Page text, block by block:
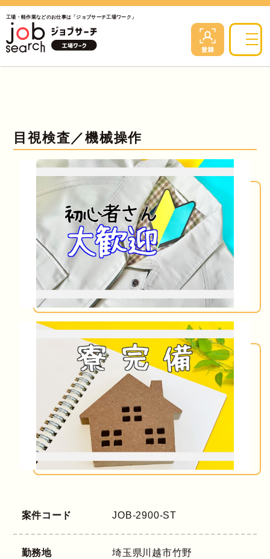
工場・軽作業などのお仕事は「ジョブサーチ工場ワーク」
目視検査／機械操作
案件コード JOB-2900-ST
勤務地 埼玉県川越市竹野